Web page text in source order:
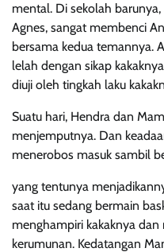
mental. Di sekolah
Agnes, sangat membenci
bersama kedua temannya.
lelah dengan sikap
diuji oleh tingkah laku
Suatu hari, Hendra dan
menjemputnya. Dan
menerobos masuk sambil
yang tentunya
saat itu sedang bermain
menghampiri kakaknya
kerumunan. Kedatangan